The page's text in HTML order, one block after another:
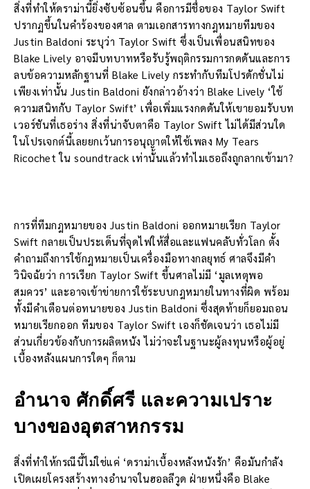
สิ่งที่ทำให้ดราม่านี้ยิ่งซับซ้อนขึ้น คือการมีชื่อของ Taylor Swift
ปรากฏขึ้นในคำร้องของศาล ตามเอกสารทางกฎหมายทีมของ
Justin Baldoni ระบุว่า Taylor Swift ซึ่งเป็นเพื่อนสนิทของ
Blake Lively อาจมีบทบาทหรือรับรู้พฤติกรรมการกดดันและการ
ลบข้อความหลักฐานที่ Blake Lively กระทำกับทีมโปรดักชั่นไม่
เพียงเท่านั้น Justin Baldoni ยังกล่าวอ้างว่า Blake Lively ‘ใช้
ความสนิทกับ Taylor Swift’ เพื่อเพิ่มแรงกดดันให้เขายอมรับบท
เวอร์ชันที่เธอร่าง สิ่งที่น่าจับตาคือ Taylor Swift ไม่ได้มีส่วนใด
ในโปรเจกต์นี้เลยยกเว้นการอนุญาตให้ใช้เพลง My Tears
Ricochet ใน soundtrack เท่านั้นแล้วทำไมเธอถึงถูกลากเข้ามา?
การที่ทีมกฎหมายของ Justin Baldoni ออกหมายเรียก Taylor
Swift กลายเป็นประเด็นที่จุดไฟให้สื่อและแฟนคลับทั่วโลก ตั้ง
คำถามถึงการใช้กฎหมายเป็นเครื่องมือทางกลยุทธ์ ศาลจึงมีคำ
วินิจฉัยว่า การเรียก Taylor Swift ขึ้นศาลไม่มี ‘มูลเหตุพอ
สมควร’ และอาจเข้าข่ายการใช้ระบบกฎหมายในทางที่ผิด พร้อม
ทั้งมีคำเตือนต่อทนายของ Justin Baldoni ซึ่งสุดท้ายก็ยอมถอน
หมายเรียกออก ทีมของ Taylor Swift เองก็ชัดเจนว่า เธอไม่มี
ส่วนเกี่ยวข้องกับการผลิตหนัง ไม่ว่าจะในฐานะผู้ลงทุนหรือผู้อยู่
เบื้องหลังแผนการใดๆ ก็ตาม
อำนาจ ศักดิ์ศรี และความเปราะ
บางของอุตสาหกรรม
สิ่งที่ทำให้กรณีนี้ไม่ใช่แค่ ‘ดราม่าเบื้องหลังหนังรัก’ คือมันกำลัง
เปิดเผยโครงสร้างทางอำนาจในฮอลลีวูด ฝ่ายหนึ่งคือ Blake